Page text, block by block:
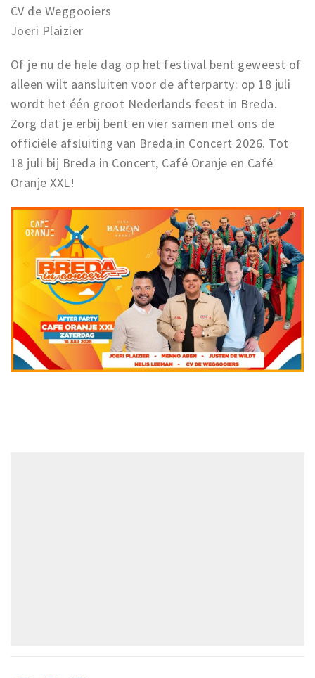
CV de Weggooiers
Joeri Plaizier
Of je nu de hele dag op het festival bent geweest of
alleen wilt aansluiten voor de afterparty: op 18 juli
wordt het één groot Nederlands feest in Breda.
Zorg dat je erbij bent en vier samen met ons de
officiële afsluiting van Breda in Concert 2026. Tot
18 juli bij Breda in Concert, Café Oranje en Café
Oranje XXL!